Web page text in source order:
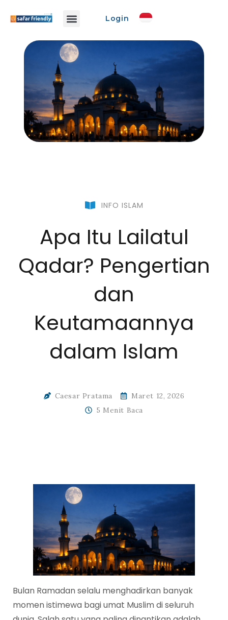
Login
INFO ISLAM
Apa Itu Lailatul
Qadar? Pengertian
dan
Keutamaannya
dalam Islam
Caesar Pratama
Maret 12, 2026
5 Menit Baca
Bulan Ramadan selalu menghadirkan banyak
momen istimewa bagi umat Muslim di seluruh